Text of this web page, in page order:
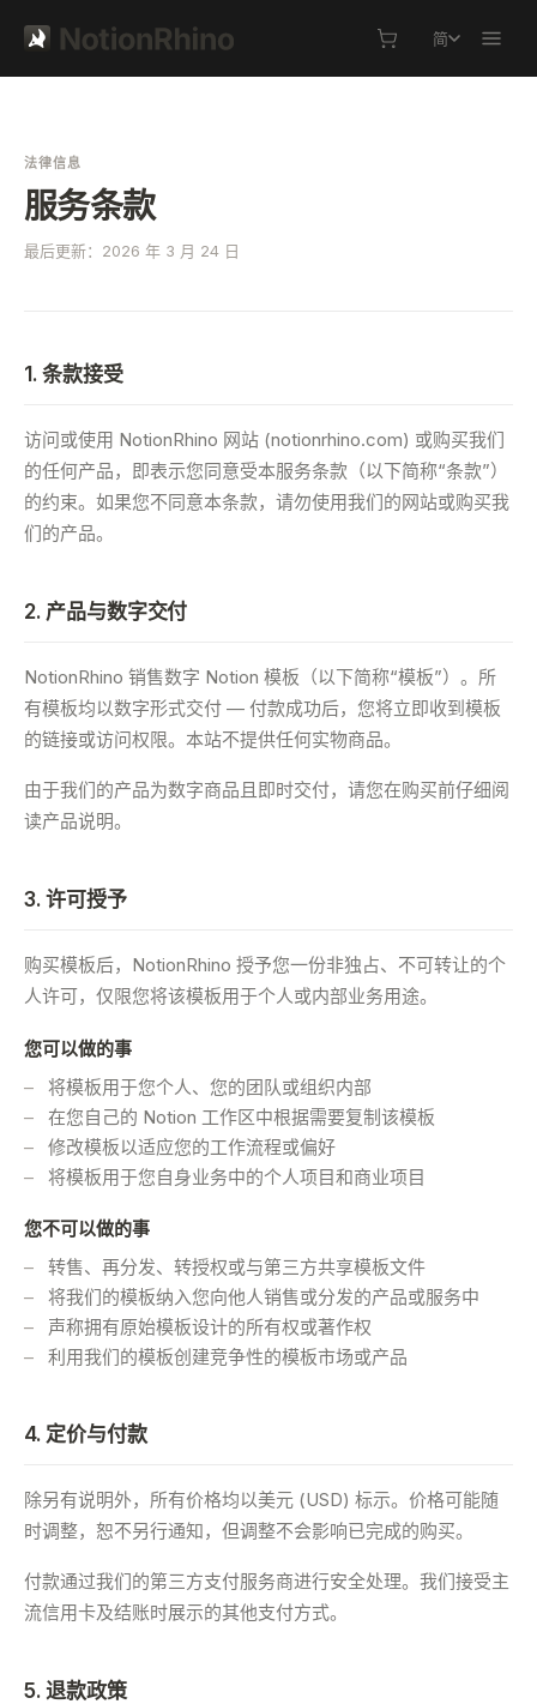
简
法律信息
服务条款
最后更新：2026 年 3 月 24 日
1. 条款接受
访问或使用 NotionRhino 网站 (notionrhino.com) 或购买我们
的任何产品，即表示您同意受本服务条款（以下简称“条款”）
的约束。如果您不同意本条款，请勿使用我们的网站或购买我
们的产品。
2. 产品与数字交付
NotionRhino 销售数字 Notion 模板（以下简称“模板”）。所
有模板均以数字形式交付 — 付款成功后，您将立即收到模板
的链接或访问权限。本站不提供任何实物商品。
由于我们的产品为数字商品且即时交付，请您在购买前仔细阅
读产品说明。
3. 许可授予
购买模板后，NotionRhino 授予您一份非独占、不可转让的个
人许可，仅限您将该模板用于个人或内部业务用途。
您可以做的事
将模板用于您个人、您的团队或组织内部
在您自己的 Notion 工作区中根据需要复制该模板
修改模板以适应您的工作流程或偏好
将模板用于您自身业务中的个人项目和商业项目
您不可以做的事
转售、再分发、转授权或与第三方共享模板文件
将我们的模板纳入您向他人销售或分发的产品或服务中
声称拥有原始模板设计的所有权或著作权
利用我们的模板创建竞争性的模板市场或产品
4. 定价与付款
除另有说明外，所有价格均以美元 (USD) 标示。价格可能随
时调整，恕不另行通知，但调整不会影响已完成的购买。
付款通过我们的第三方支付服务商进行安全处理。我们接受主
流信用卡及结账时展示的其他支付方式。
5. 退款政策